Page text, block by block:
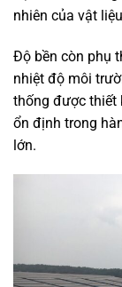
nhiên của vật
Độ bền còn phụ
nhiệt độ môi
thống được thiết
ổn định trong
lớn.